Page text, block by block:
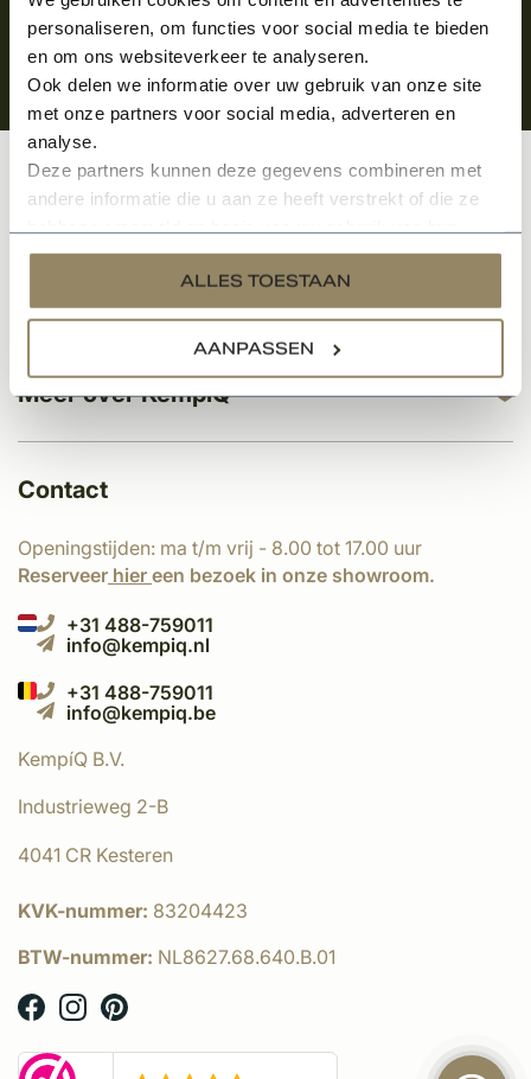
personaliseren, om functies voor social media te bieden
en om ons websiteverkeer te analyseren.
Ook delen we informatie over uw gebruik van onze site
met onze partners voor social media, adverteren en
analyse.
Deze partners kunnen deze gegevens combineren met
andere informatie die u aan ze heeft verstrekt of die ze
services.
ALLES TOESTAAN
AANPASSEN
Meer over KempíQ
Klantenservice
Contact
Openingstijden: ma t/m vrij - 8.00 tot 17.00 uur
Reserveer hier een bezoek in onze showroom.
+31 488-759011
info@kempiq.nl
+31 488-759011
info@kempiq.be
KempíQ B.V.
Industrieweg 2-B
4041 CR Kesteren
KVK-nummer: 83204423
BTW-nummer: NL8627.68.640.B.01